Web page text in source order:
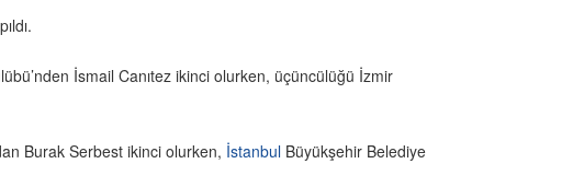
İsmail Canıtez ikinci olurken, üçüncülüğü İzmir
Burak Serbest ikinci olurken, İstanbul Büyükşehir Belediye